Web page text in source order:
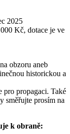
2025
Kč, dotace je ve
obzoru aneb
historickou a
pro propagaci. Také
směřujte prosím na
k obraně: